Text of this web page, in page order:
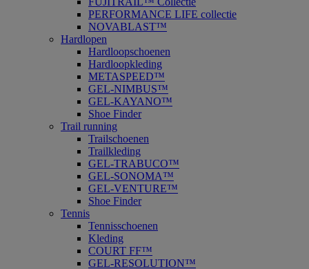
PERFORMANCE LIFE collectie
NOVABLAST™
Hardlopen
Hardloopschoenen
Hardloopkleding
METASPEED™
GEL-NIMBUS™
GEL-KAYANO™
Shoe Finder
Trail running
Trailschoenen
Trailkleding
GEL-TRABUCO™
GEL-SONOMA™
GEL-VENTURE™
Shoe Finder
Tennis
Tennisschoenen
Kleding
COURT FF™
GEL-RESOLUTION™